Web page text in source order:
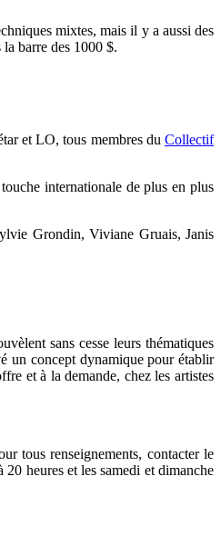
mixtes, mais il y a aussi des
barre des 1000 $.
et LO, tous membres du Collectif
internationale de plus en plus
Grondin, Viviane Gruais, Janis
sans cesse leurs thématiques
un concept dynamique pour établir
et à la demande, chez les artistes
tous renseignements, contacter le
heures et les samedi et dimanche